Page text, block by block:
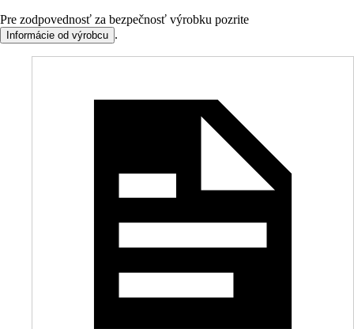
Pre zodpovednosť za bezpečnosť výrobku pozrite
Informácie od výrobcu .